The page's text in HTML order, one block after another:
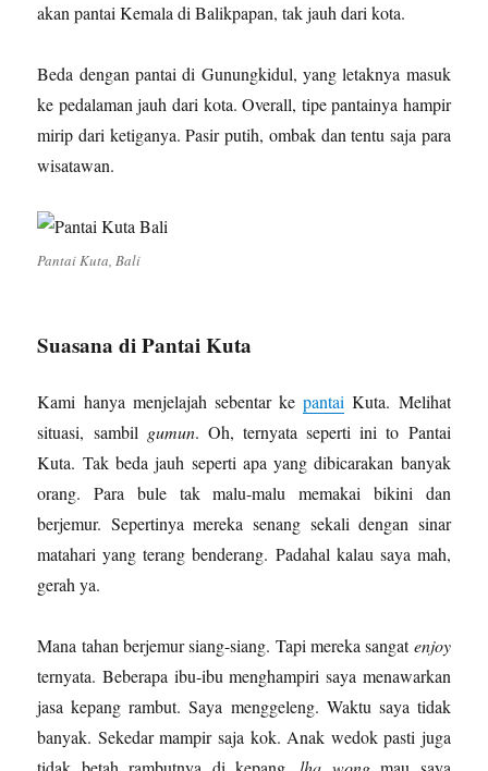
akan pantai Kemala di Balikpapan, tak jauh dari kota.
Beda dengan pantai di Gunungkidul, yang letaknya masuk
ke pedalaman jauh dari kota. Overall, tipe pantainya hampir
mirip dari ketiganya. Pasir putih, ombak dan tentu saja para
wisatawan.
Pantai Kuta, Bali
Suasana di Pantai Kuta
Kami hanya menjelajah sebentar kepantai Kuta. Melihat
situasi, sambil gumun. Oh, ternyata seperti ini to Pantai
Kuta. Tak beda jauh seperti apa yang dibicarakan banyak
orang. Para bule tak malu-malu memakai bikini dan
berjemur. Sepertinya mereka senang sekali dengan sinar
matahari yang terang benderang. Padahal kalau saya mah,
gerah ya.
Mana tahan berjemur siang-siang. Tapi mereka sangatenjoy
ternyata. Beberapa ibu-ibu menghampiri saya menawarkan
jasa kepang rambut. Saya menggeleng. Waktu saya tidak
banyak. Sekedar mampir saja kok. Anak wedok pasti juga